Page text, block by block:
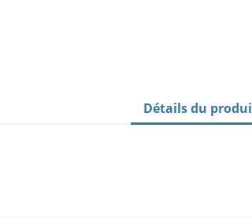
Détails du